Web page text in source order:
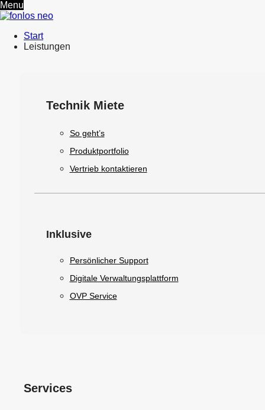
Menu
Start
Leistungen
Technik Miete
So geht’s
Produktportfolio
Vertrieb kontaktieren
Inklusive
Persönlicher Support
Digitale Verwaltungsplattform
OVP Service
Services